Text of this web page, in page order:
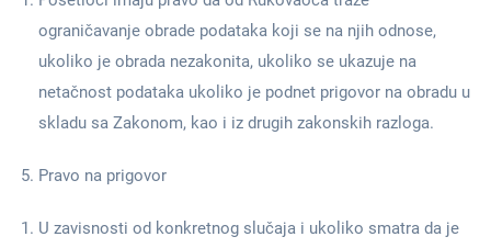
ograničavanje obrade podataka koji se na njih odnose,
ukoliko je obrada nezakonita, ukoliko se ukazuje na
netačnost podataka ukoliko je podnet prigovor na obradu u
skladu sa Zakonom, kao i iz drugih zakonskih razloga.
Pravo na prigovor
U zavisnosti od konkretnog slučaja i ukoliko smatra da je